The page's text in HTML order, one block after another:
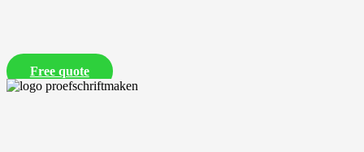
Free quote